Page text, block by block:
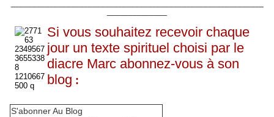
Si vous souhaitez recevoir chaque
jour un texte spirituel choisi par le
diacre Marc abonnez-vous à son
blog :
S'abonner Au Blog